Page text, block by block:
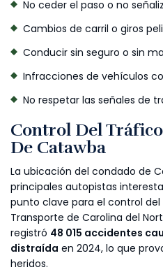
No ceder el paso o no
Cambios de carril o giros
Conducir sin seguro o sin
Infracciones de vehículos
No respetar las señales de
Control Del
De Catawba
La ubicación del condado de
principales autopistas
punto clave para el control
Transporte de Carolina del
registró 48 015 accidentes
distraída en 2024, lo que
heridos.